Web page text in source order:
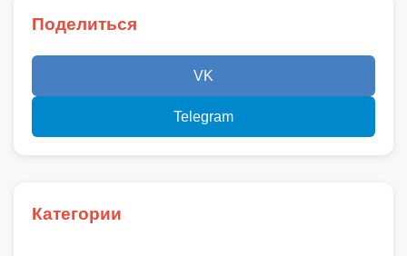
Поделиться
VK
Telegram
Категории